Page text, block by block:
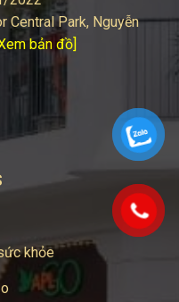
Central Park, Nguyễn
bản đồ]
khỏe